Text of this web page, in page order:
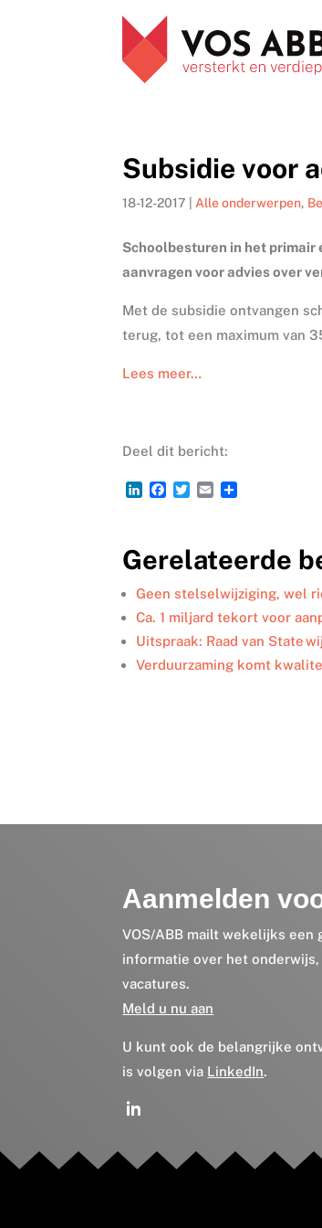
Subsidie voor
18-12-2017 Alle onderwerpen,
Schoolbesturen in het primair
aanvragen voor advies over
Met de subsidie ontvangen
terug, tot een maximum van
Lees meer…
Deel dit bericht:
L
e
d
I
n
F
b
o
o
k
T
t
e
r
E
l
n
Gerelateerde
Geen stelselwijziging, wel
Ca. 1 miljard tekort voor
Uitspraak: Raad van State
Verduurzaming komt
Aanmelden
VOS/ABB mailt wekelijks
informatie over het
vacatures.
Meld u nu aan
U kunt ook de belangrijke
is volgen via LinkedIn.